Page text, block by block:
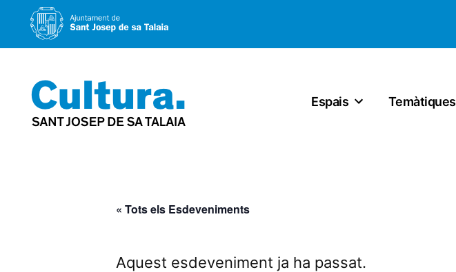
al
contingut
Espais Temàtiques
« Tots els Esdeveniments
Aquest esdeveniment ja ha passat.